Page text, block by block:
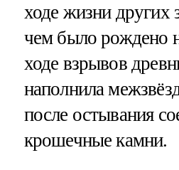
ходе жизни других
чем было рождено
ходе взрывов
наполнила
после остывания
крошечные камни.